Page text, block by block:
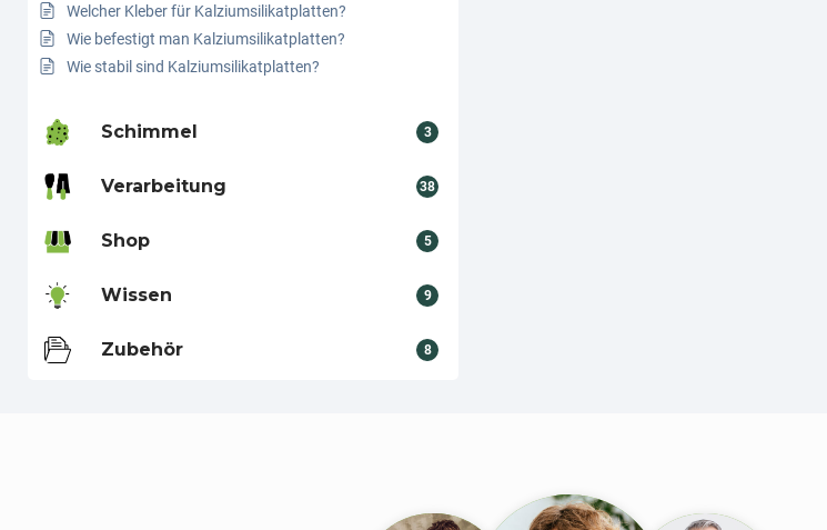
Welcher Kleber für Kalziumsilikatplatten?
Wie befestigt man Kalziumsilikatplatten?
Wie stabil sind Kalziumsilikatplatten?
Schimmel 3
Verarbeitung 38
Shop 5
Wissen 9
Zubehör 8